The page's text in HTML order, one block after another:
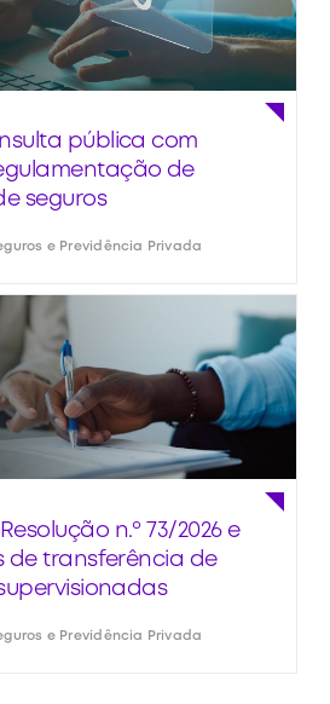
pública com
de
seguros
e Previdência Privada
n.º 73/2026 e
de transferência de
e Previdência Privada